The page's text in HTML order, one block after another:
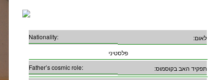
Nationality:
לאום:
פלסטיני
Father’s cosmic role:
תפקיד האב בקוסמוס: